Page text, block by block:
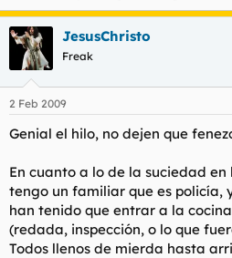
JesusChristo
Freak
2 Feb 2009
Genial el hilo, no dejen que
En cuanto a lo de la suciedad
tengo un familiar que es policía,
han tenido que entrar a la
(redada, inspección, o lo que
Todos llenos de mierda hasta